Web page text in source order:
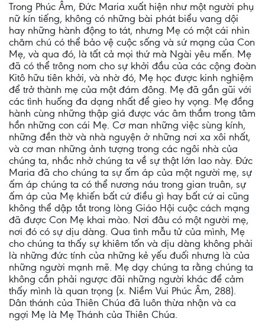
Trong Phúc Âm, Đức Maria xuất hiện như một người phụ
nữ kín tiếng, không có những bài phát biểu vang dội
hay những hành động to tát, nhưng Mẹ có một cái nhìn
chăm chú có thể bảo vệ cuộc sống và sứ mạng của Con
Mẹ, và qua đó, là tất cả mọi thứ mà Ngài yêu mến. Mẹ
đã có thể trông nom cho sự khởi đầu của các cộng đoàn
Kitô hữu tiên khởi, và nhờ đó, Mẹ học được kinh nghiệm
để trở thành mẹ của một đám đông. Mẹ đã gần gũi với
các tình huống đa dạng nhất để gieo hy vọng. Mẹ đồng
hành cùng những thập giá được vác âm thầm trong tâm
hồn những con cái Mẹ. Cơ man những việc sùng kính,
những đền thờ và nhà nguyện ở những nơi xa xôi nhất,
và cơ man những ảnh tượng trong các ngôi nhà của
chúng ta, nhắc nhở chúng ta về sự thật lớn lao này. Đức
Maria đã cho chúng ta sự ấm áp của một người mẹ, sự
ấm áp chúng ta có thể nương náu trong gian truân, sự
ấm áp của Mẹ khiến bất cứ điều gì hay bất cứ ai cũng
không thể dập tắt trong lòng Giáo Hội cuộc cách mạng
đã được Con Mẹ khai mào. Nơi đâu có một người mẹ,
nơi đó có sự dịu dàng. Qua tình mẫu tử của mình, Mẹ
cho chúng ta thấy sự khiêm tốn và dịu dàng không phải
là những đức tính của những kẻ yếu đuối nhưng là của
những người mạnh mẽ. Mẹ dạy chúng ta rằng chúng ta
không cần phải ngược đãi những người khác để cảm
thấy mình là quan trọng (x. Niềm Vui Phúc Âm, 288).
Dân thánh của Thiên Chúa đã luôn thừa nhận và ca
ngợi Mẹ là Mẹ Thánh của Thiên Chúa.